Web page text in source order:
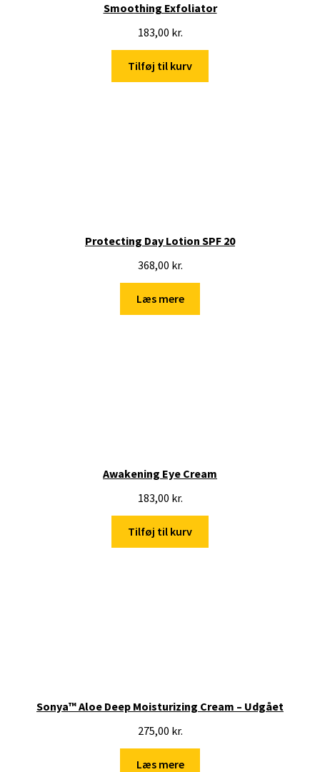
Smoothing Exfoliator
183,00 kr.
Tilføj til kurv
Protecting Day Lotion SPF 20
368,00 kr.
Læs mere
Awakening Eye Cream
183,00 kr.
Tilføj til kurv
Sonya™ Aloe Deep Moisturizing Cream – Udgået
275,00 kr.
Læs mere